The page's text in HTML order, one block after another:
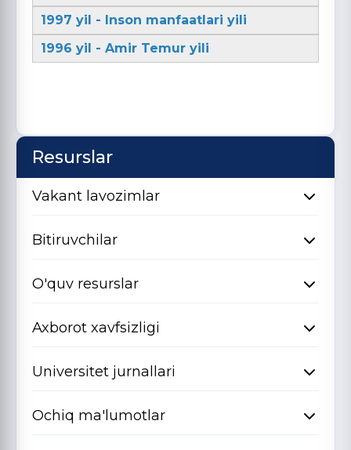
1997 yil - Inson manfaatlari yili
1996 yil - Amir Temur yili
Resurslar
Vakant lavozimlar
Bitiruvchilar
O'quv resurslar
Axborot xavfsizligi
Universitet jurnallari
Ochiq ma'lumotlar